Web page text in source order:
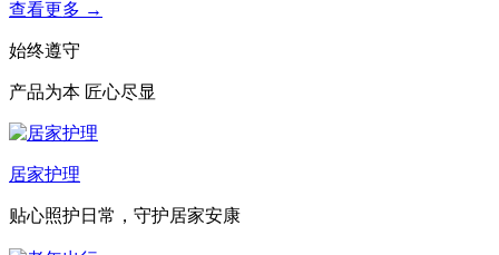
查看更多 →
始终遵守
产品为本 匠心尽显
居家护理
贴心照护日常，守护居家安康